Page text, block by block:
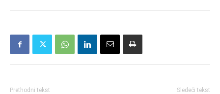
Prethodni tekst Sledeći tekst